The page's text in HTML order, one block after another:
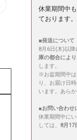
休業期間中
ております。
■発送について
8月6日(木)以降
庫の都合によ
します。
※お盆期間中は
り、お届け日
います。あら
■お問い合わせ
休業期間中に
しては、 8月17